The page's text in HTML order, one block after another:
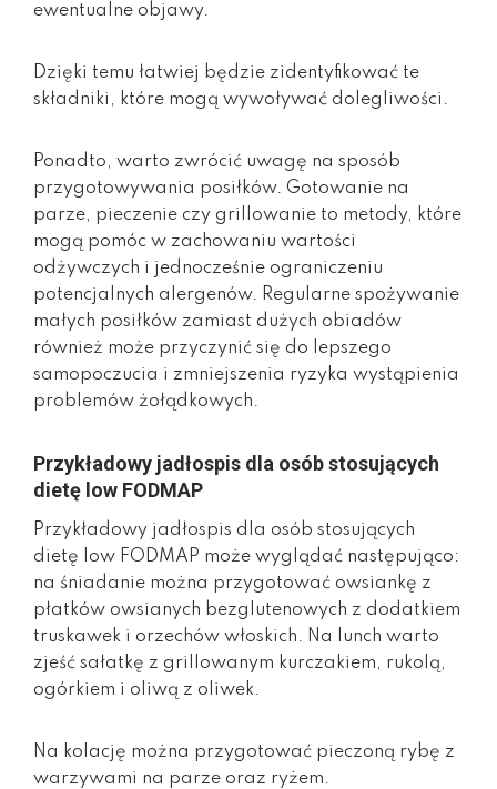
ewentualne objawy.
Dzięki temu łatwiej będzie zidentyfikować te
składniki, które mogą wywoływać dolegliwości.
Ponadto, warto zwrócić uwagę na sposób
przygotowywania posiłków. Gotowanie na
parze, pieczenie czy grillowanie to metody, które
mogą pomóc w zachowaniu wartości
odżywczych i jednocześnie ograniczeniu
potencjalnych alergenów. Regularne spożywanie
małych posiłków zamiast dużych obiadów
również może przyczynić się do lepszego
samopoczucia i zmniejszenia ryzyka wystąpienia
problemów żołądkowych.
Przykładowy jadłospis dla osób stosujących
dietę low FODMAP
Przykładowy jadłospis dla osób stosujących
dietę low FODMAP może wyglądać następująco:
na śniadanie można przygotować owsiankę z
płatków owsianych bezglutenowych z dodatkiem
truskawek i orzechów włoskich. Na lunch warto
zjeść sałatkę z grillowanym kurczakiem, rukolą,
ogórkiem i oliwą z oliwek.
Na kolację można przygotować pieczoną rybę z
warzywami na parze oraz ryżem.